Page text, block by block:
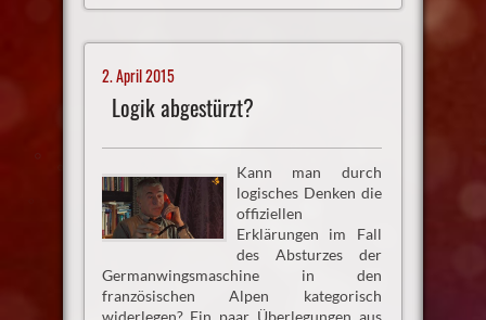
2. April 2015
Logik abgestürzt?
Kann man durch
logisches Denken die
offiziellen
Erklärungen im Fall
des Absturzes der
Germanwingsmaschine in den
französischen Alpen kategorisch